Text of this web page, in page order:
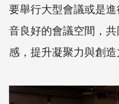
要舉行大型會議或是
音良好的會議空間，
感，提升凝聚力與創造